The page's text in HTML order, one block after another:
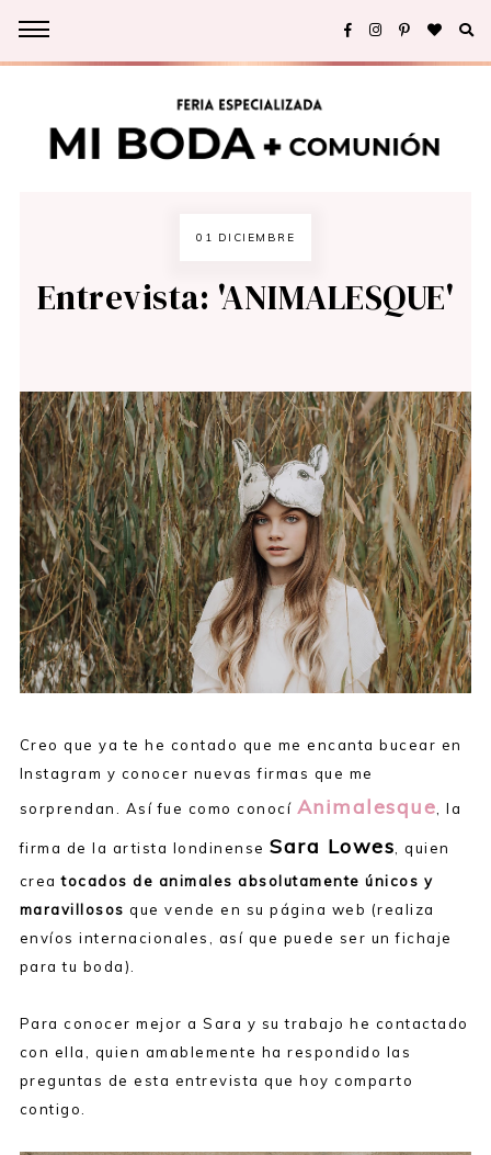
01 DICIEMBRE
Entrevista: 'ANIMALESQUE'
Creo que ya te he contado que me encanta bucear en
Instagram y conocer nuevas firmas que me
sorprendan. Así fue como conocí Animalesque, la
firma de la artista londinenseSara Lowes, quien
creatocados de animales absolutamente únicos y
maravillosos que vende en su página web (realiza
envíos internacionales, así que puede ser un fichaje
para tu boda).
Para conocer mejor a Sara y su trabajo he contactado
con ella, quien amablemente ha respondido las
preguntas de esta entrevista que hoy comparto
contigo.